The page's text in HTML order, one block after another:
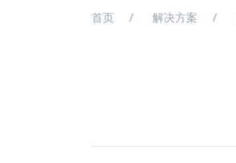
首页 解决方案